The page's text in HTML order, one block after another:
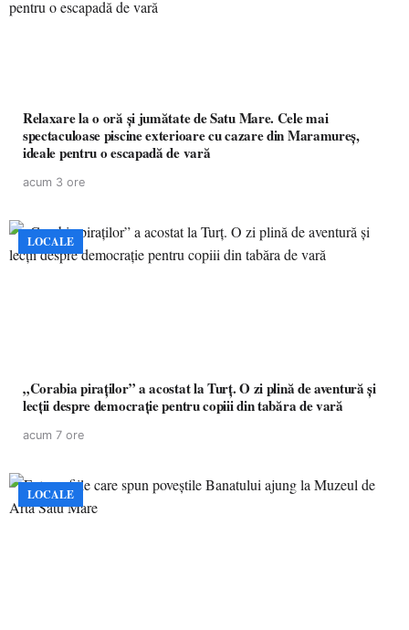
Relaxare la o oră și jumătate de Satu Mare. Cele mai
spectaculoase piscine exterioare cu cazare din Maramureș,
ideale pentru o escapadă de vară
acum 3 ore
LOCALE
„Corabia piraților” a acostat la Turț. O zi plină de aventură și
lecții despre democrație pentru copiii din tabăra de vară
acum 7 ore
LOCALE